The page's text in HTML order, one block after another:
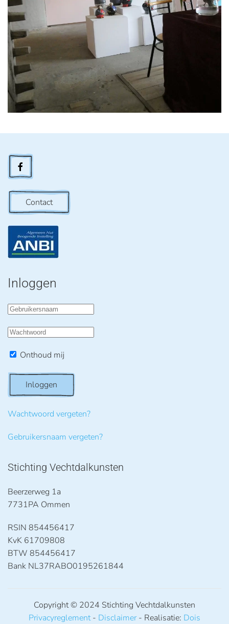
Contact
Inloggen
Onthoud mij
Inloggen
Wachtwoord vergeten?
Gebruikersnaam vergeten?
Stichting Vechtdalkunsten
Beerzerweg 1a
7731PA Ommen
RSIN 854456417
KvK 61709808
BTW 854456417
Bank NL37RABO0195261844
Copyright © 2024 Stichting Vechtdalkunsten
Privacyreglement- Disclaimer- Realisatie: Dois